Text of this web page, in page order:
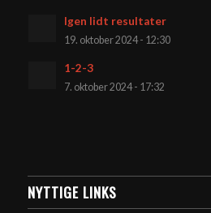
Igen lidt resultater
19. oktober 2024 - 12:30
1-2-3
7. oktober 2024 - 17:32
NYTTIGE LINKS